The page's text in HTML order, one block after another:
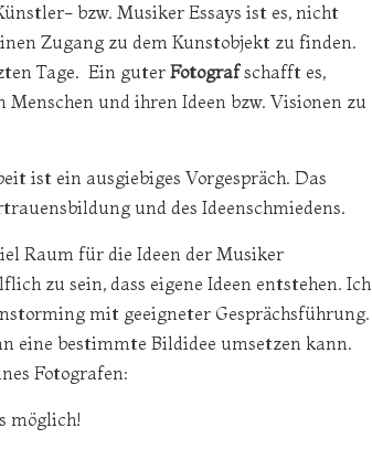
bzw. Musiker Essays ist es, nicht
Zugang zu dem Kunstobjekt zu finden.
Tage. Ein guter Fotografschafft es,
und ihren Ideen bzw. Visionen zu
ist ein ausgiebiges Vorgespräch. Das
und des Ideenschmiedens.
Raum für die Ideen der Musiker
zu sein, dass eigene Ideen entstehen. Ich
mit geeigneter Gesprächsführung.
eine bestimmte Bildidee umsetzen kann.
Fotografen:
möglich!